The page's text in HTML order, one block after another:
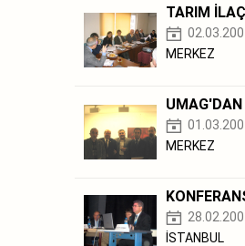
TARIM
MERKEZ
UMAG'DAN
MERKEZ
İSTANBUL